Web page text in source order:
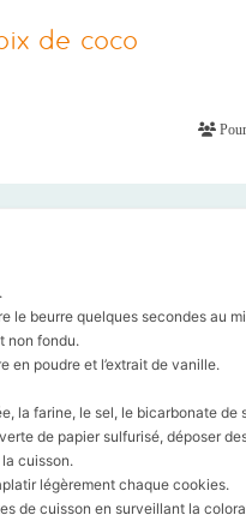
de coco
Pour
le beurre quelques secondes au
non fondu.
en poudre et l’extrait de vanille.
la farine, le sel, le bicarbonate de
de papier sulfurisé, déposer
cuisson.
légèrement chaque cookies.
de cuisson en surveillant la